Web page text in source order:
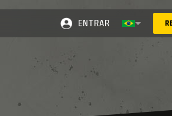
ENTRAR
Choose